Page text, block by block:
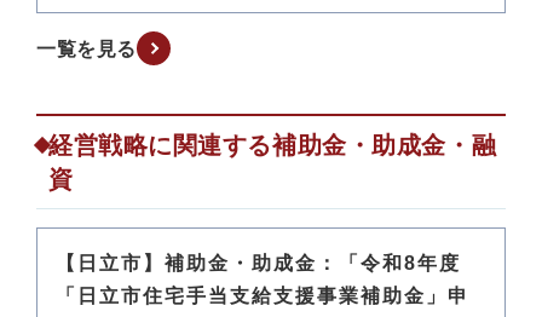
一覧を見る
経営戦略に関連する補助金・助成金・融
資
【日立市】補助金・助成金：「令和8年度
「日立市住宅手当支給支援事業補助金」申